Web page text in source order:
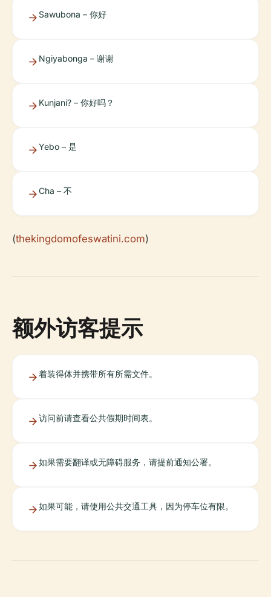
Sawubona – 你好
Ngiyabonga – 谢谢
Kunjani? – 你好吗？
Yebo – 是
Cha – 不
(thekingdomofeswatini.com)
额外访客提示
着装得体并携带所有所需文件。
访问前请查看公共假期时间表。
如果需要翻译或无障碍服务，请提前通知公署。
如果可能，请使用公共交通工具，因为停车位有限。